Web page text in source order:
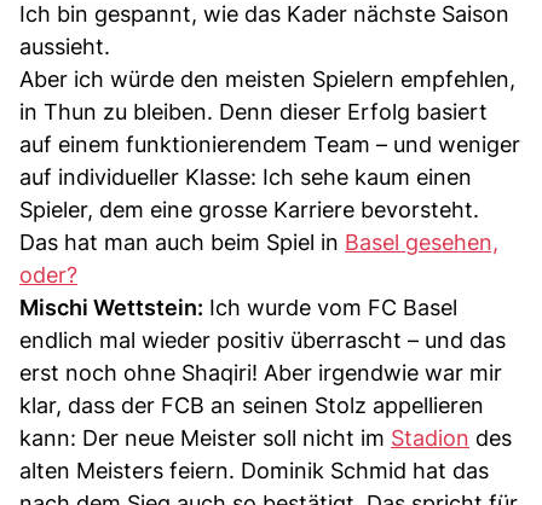
Ich bin gespannt, wie das Kader nächste Saison
aussieht.
Aber ich würde den meisten Spielern empfehlen,
in Thun zu bleiben. Denn dieser Erfolg basiert
auf einem funktionierendem Team – und weniger
auf individueller Klasse: Ich sehe kaum einen
Spieler, dem eine grosse Karriere bevorsteht.
Das hat man auch beim Spiel in Basel gesehen,
oder?
Mischi Wettstein: Ich wurde vom FC Basel
endlich mal wieder positiv überrascht – und das
erst noch ohne Shaqiri! Aber irgendwie war mir
klar, dass der FCB an seinen Stolz appellieren
kann: Der neue Meister soll nicht im Stadion des
alten Meisters feiern. Dominik Schmid hat das